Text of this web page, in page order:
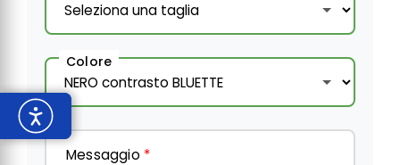
Colore
Messaggio *